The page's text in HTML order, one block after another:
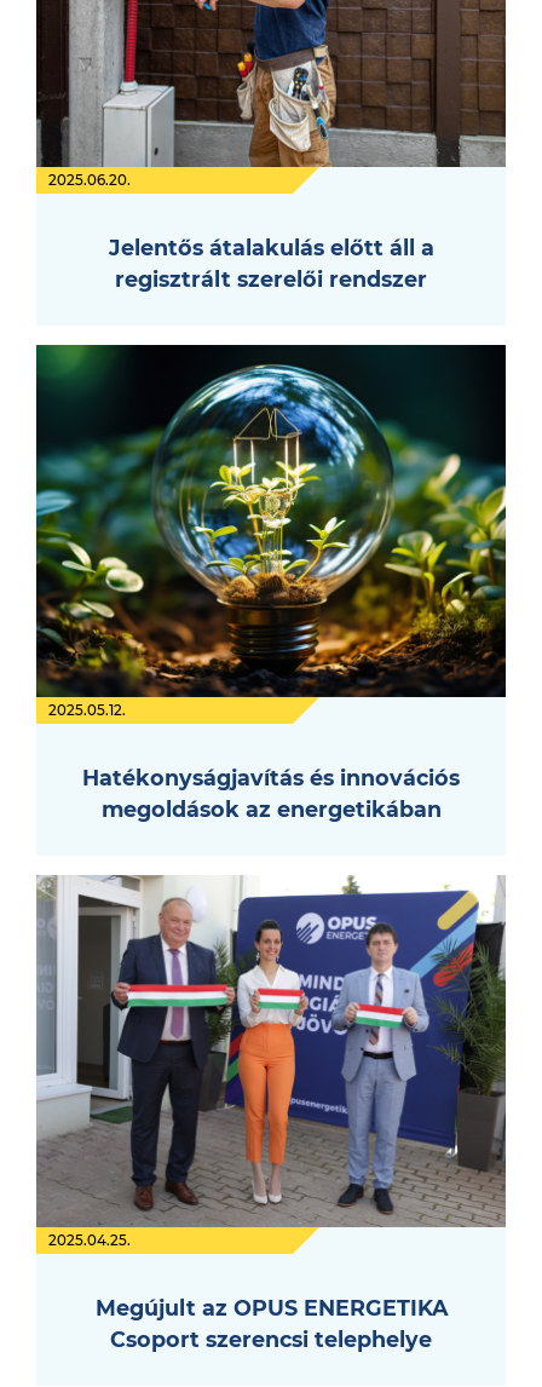
2025.06.20.
Jelentős átalakulás előtt áll a
regisztrált szerelői rendszer
2025.05.12.
Hatékonyságjavítás és innovációs
megoldások az energetikában
2025.04.25.
Megújult az OPUS ENERGETIKA
Csoport szerencsi telephelye